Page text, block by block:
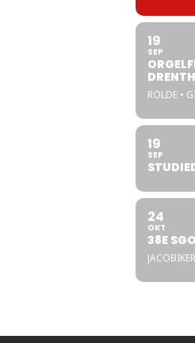
19
SEP
ROLDE •
19
SEP
24
OKT
38E